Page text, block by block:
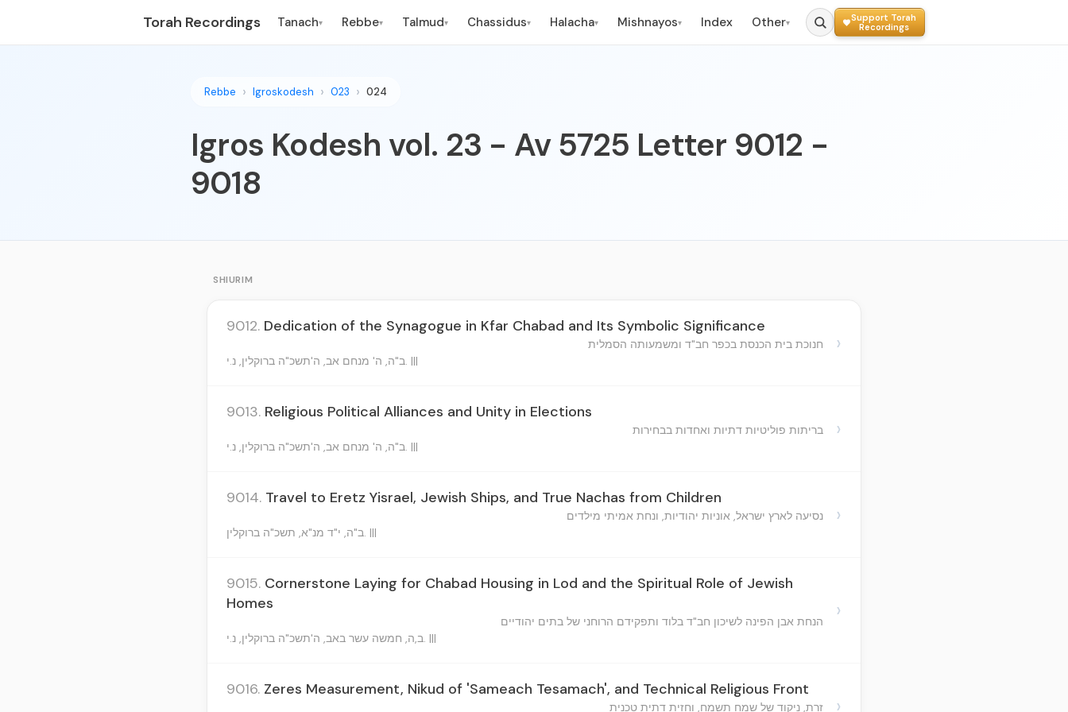
Torah Recordings Tanach▾ Rebbe▾ Talmud▾ Chassidus▾ Halacha▾ Mishnayos▾ Index Other▾
Support Torah
Recordings
Rebbe Igroskodesh 023 024
Igros Kodesh vol. 23 - Av 5725 Letter 9012 -
9018
SHIURIM
9012. Dedication of the Synagogue in Kfar Chabad and Its Symbolic Significance
חנוכת בית הכנסת בכפר חב"ד ומשמעותה הסמלית
ב"ה, ה' מנחם אב, ה'תשכ"ה ברוקלין, נ.י. |||
›
9013. Religious Political Alliances and Unity in Elections
בריתות פוליטיות דתיות ואחדות בבחירות
ב"ה, ה' מנחם אב, ה'תשכ"ה ברוקלין, נ.י. |||
›
9014. Travel to Eretz Yisrael, Jewish Ships, and True Nachas from Children
נסיעה לארץ ישראל, אוניות יהודיות, ונחת אמיתי מילדים
ב"ה, י"ד מנ"א, תשכ"ה ברוקלין. |||
›
9015. Cornerstone Laying for Chabad Housing in Lod and the Spiritual Role of Jewish
Homes
הנחת אבן הפינה לשיכון חב"ד בלוד ותפקידם הרוחני של בתים יהודיים
ב,ה, חמשה עשר באב, ה'תשכ"ה ברוקלין, נ.י. |||
›
9016. Zeres Measurement, Nikud of 'Sameach Tesamach', and Technical Religious Front
זרת, ניקוד של שמח תשמח, וחזית דתית טכנית ›